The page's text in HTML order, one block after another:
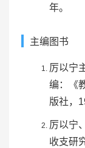
年。
主编图书
厉以宁
编：《
版社，
厉以宁
收支研